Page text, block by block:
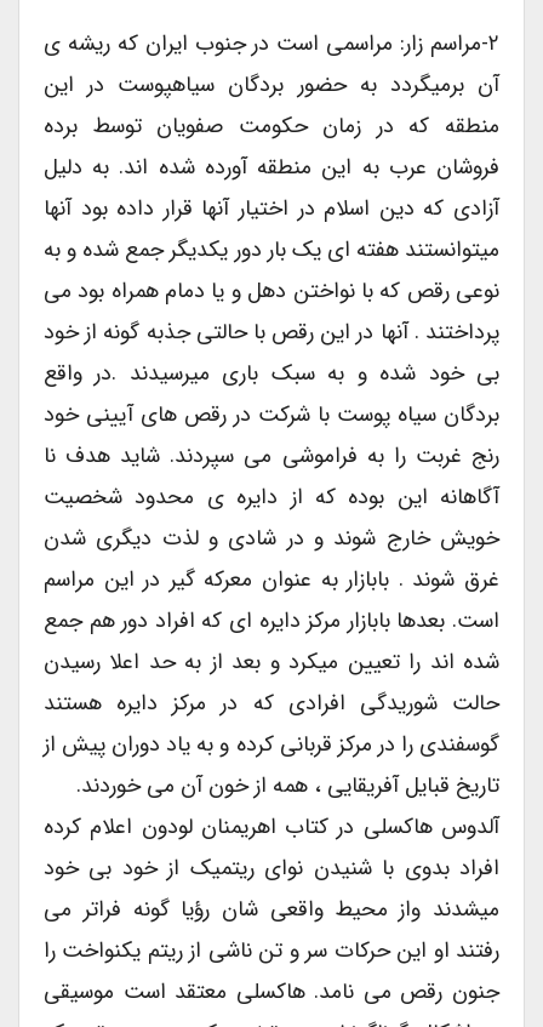
۲-مراسم زار: مراسمی است در جنوب ایران که ریشه ی
آن برمیگردد به حضور بردگان سیاهپوست در این
منطقه که در زمان حکومت صفویان توسط برده
فروشان عرب به این منطقه آورده شده اند. به دلیل
آزادی که دین اسلام در اختیار آنها قرار داده بود آنها
میتوانستند هفته ای یک بار دور یکدیگر جمع شده و به
نوعی رقص که با نواختن دهل و یا دمام همراه بود می
پرداختند . آنها در این رقص با حالتی جذبه گونه از خود
بی خود شده و به سبک باری میرسیدند .در واقع
بردگان سیاه پوست با شرکت در رقص های آیینی خود
رنج غربت را به فراموشی می سپردند. شاید هدف نا
آگاهانه این بوده که از دایره ی محدود شخصیت
خویش خارج شوند و در شادی و لذت دیگری شدن
غرق شوند . بابازار به عنوان معرکه گیر در این مراسم
است. بعدها بابازار مرکز دایره ای که افراد دور هم جمع
شده اند را تعیین میکرد و بعد از به حد اعلا رسیدن
حالت شوریدگی افرادی که در مرکز دایره هستند
گوسفندی را در مرکز قربانی کرده و به یاد دوران پیش از
تاریخ قبایل آفریقایی ، همه از خون آن می خوردند.
آلدوس هاکسلی در کتاب اهریمنان لودون اعلام کرده
افراد بدوی با شنیدن نوای ریتمیک از خود بی خود
میشدند واز محیط واقعی شان رؤیا گونه فراتر می
رفتند او این حرکات سر و تن ناشی از ریتم یکنواخت را
جنون رقص می نامد. هاکسلی معتقد است موسیقی